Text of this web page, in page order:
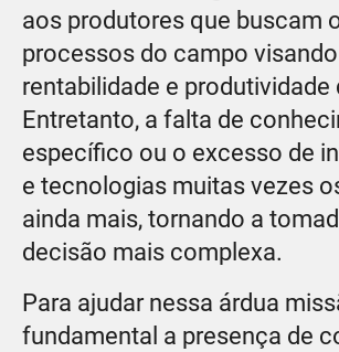
aos produtores que buscam
processos do campo
rentabilidade e produtividade
Entretanto, a falta de
específico ou o excesso de
e tecnologias muitas vezes
ainda mais, tornando a
decisão mais complexa.
Para ajudar nessa árdua
fundamental a presença de